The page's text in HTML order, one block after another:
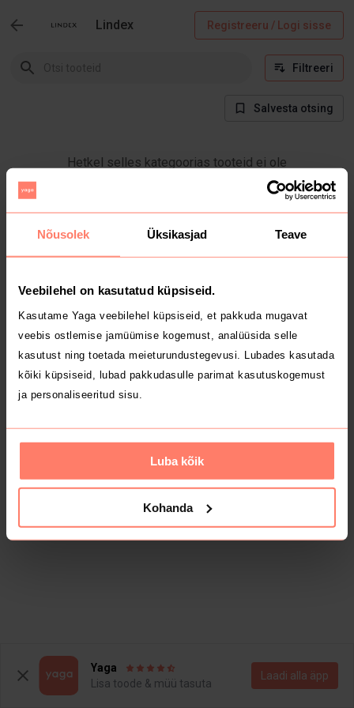
Nõusolek Üksikasjad Teave
Veebilehel on kasutatud küpsiseid.
Kasutame Yaga veebilehel küpsiseid, et pakkuda mugavat
veebis ostlemise jamüümise kogemust, analüüsida selle
kasutust ning toetada meieturundustegevusi. Lubades kasutada
kõiki küpsiseid, lubad pakkudasulle parimat kasutuskogemust
ja personaliseeritud sisu.
Luba kõik
Kohanda
Lindex Registreeru / Logi sisse
Filtreeri
Salvesta otsing
Hetkel selles kategoorias tooteid ei ole
Yaga
Lisa toode & müü tasuta
Laadi alla äpp